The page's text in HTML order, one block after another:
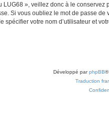
LUG68 », veillez donc à le
Si vous oubliez le mot de passe
votre nom d’utilisateur et
Développé parphpBB®
Traduction